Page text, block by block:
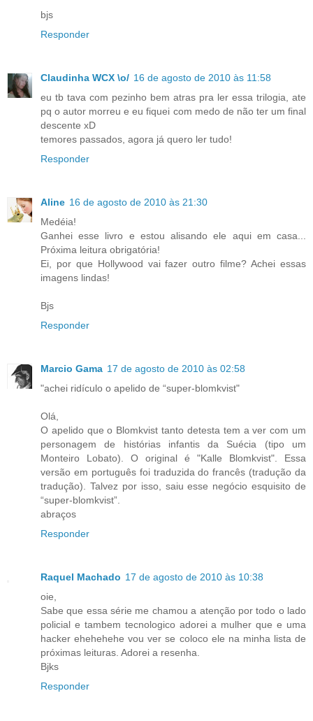
bjs
Responder
Claudinha WCX \o/ 16 de agosto de 2010 às 11:58
eu tb tava com pezinho bem atras pra ler essa trilogia, ate
pq o autor morreu e eu fiquei com medo de não ter um final
descente xD
temores passados, agora já quero ler tudo!
Responder
Aline 16 de agosto de 2010 às 21:30
Medéia!
Ganhei esse livro e estou alisando ele aqui em casa...
Próxima leitura obrigatória!
Ei, por que Hollywood vai fazer outro filme? Achei essas
imagens lindas!
Bjs
Responder
Marcio Gama 17 de agosto de 2010 às 02:58
"achei ridículo o apelido de “super-blomkvist"
Olá,
O apelido que o Blomkvist tanto detesta tem a ver com um
personagem de histórias infantis da Suécia (tipo um
Monteiro Lobato). O original é "Kalle Blomkvist". Essa
versão em português foi traduzida do francês (tradução da
tradução). Talvez por isso, saiu esse negócio esquisito de
“super-blomkvist”.
abraços
Responder
Raquel Machado 17 de agosto de 2010 às 10:38
oie,
Sabe que essa série me chamou a atenção por todo o lado
policial e tambem tecnologico adorei a mulher que e uma
hacker ehehehehe vou ver se coloco ele na minha lista de
próximas leituras. Adorei a resenha.
Bjks
Responder